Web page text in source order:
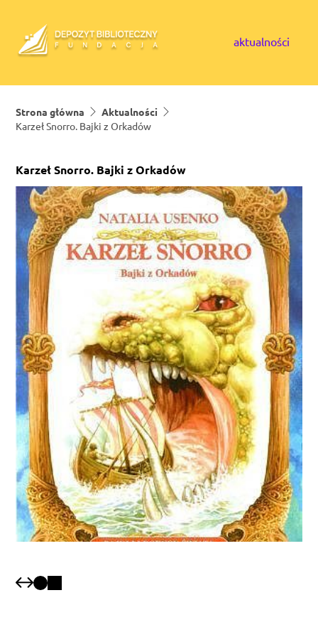
aktualności
Strona główna
Aktualności
Karzeł Snorro. Bajki z Orkadów
Karzeł Snorro. Bajki z Orkadów